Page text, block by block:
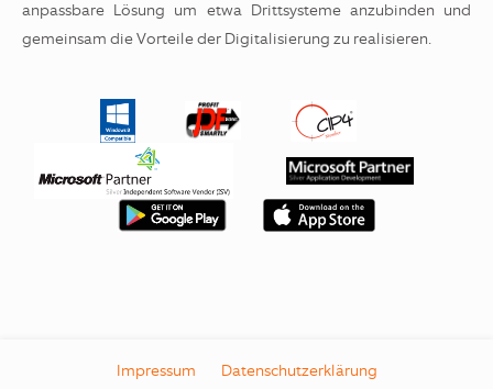
anpassbare Lösung um etwa Drittsysteme anzubinden und
gemeinsam die Vorteile der Digitalisierung zu realisieren.
Impressum Datenschutzerklärung